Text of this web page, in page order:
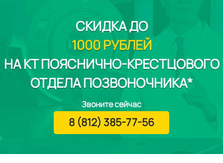
СКИДКАДО
1000 РУБЛЕЙ
НА КТ ПОЯСНИЧНО-КРЕСТЦОВОГО
ОТДЕЛА ПОЗВОНОЧНИКА*
Звоните сейчас
8 (812) 385-77-56